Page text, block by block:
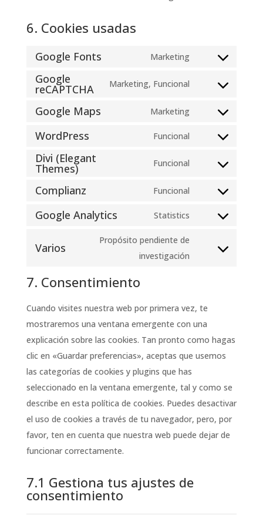
6. Cookies usadas
Google Fonts Marketing
Consent
google-
Google
reCAPTCHA Marketing, Funcional
Consent
google-
Google Maps Marketing
Consent
google-
WordPress Funcional
Consent
wordpress
Divi (Elegant
Themes) Funcional
Consent
themes)
Complianz Funcional
Consent
complianz
Google Analytics Statistics
Consent
service
Varios
Propósito pendiente de
investigación
Consent
7. Consentimiento
Cuando visites nuestra web por primera vez, te
mostraremos una ventana emergente con una
explicación sobre las cookies. Tan pronto como hagas
clic en «Guardar preferencias», aceptas que usemos
las categorías de cookies y plugins que has
seleccionado en la ventana emergente, tal y como se
describe en esta política de cookies. Puedes desactivar
el uso de cookies a través de tu navegador, pero, por
favor, ten en cuenta que nuestra web puede dejar de
funcionar correctamente.
7.1 Gestiona tus ajustes de
consentimiento